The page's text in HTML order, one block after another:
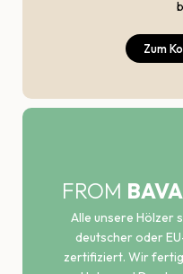
Zum
FROM
Alle unsere Hölzer
deutscher oder
zertifiziert. Wir